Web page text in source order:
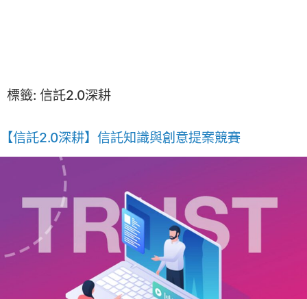
標籤: 信託2.0深耕
【信託2.0深耕】信託知識與創意提案競賽